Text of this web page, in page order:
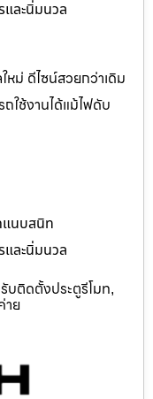
ละนิ่มนวล
หม่ ดีไซน์สวยกว่าเดิม
ใช้งานได้แม้ไฟดับ
แนบสนิท
ละนิ่มนวล
รับติดตั้งประตูรีโมท,
ย